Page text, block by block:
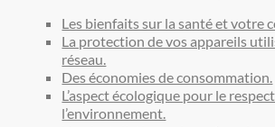
Les bienfaits sur la santé et votre
La protection de vos appareils
réseau.
Des économies de consommation.
L’aspect écologique pour le
l’environnement.